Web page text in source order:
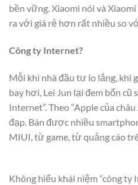
bền vững. Xiaomi nói và
ra với giá rẻ hơn rất nhiều so
Công ty Internet?
Mỗi khi nhà đầu tư lo lắng, khi
bay hơi, Lei Jun lại đem bổn cũ
Internet”. Theo “Apple của
đạp. Bán được nhiều
MIUI, từ game, từ quảng cáo
Không hiểu khái niệm “công ty